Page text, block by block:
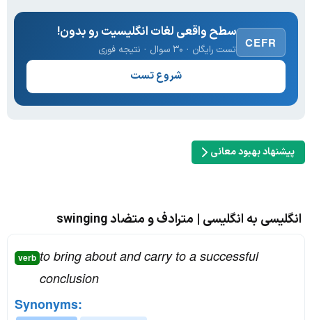
CEFR
سطح واقعی لغات انگلیسیت رو بدون!
تست رایگان · ۳۰ سوال · نتیجه فوری
شروع تست
پیشنهاد بهبود معانی
انگلیسی به انگلیسی | مترادف و متضاد swinging
verb to bring about and carry to a successful
conclusion
Synonyms: